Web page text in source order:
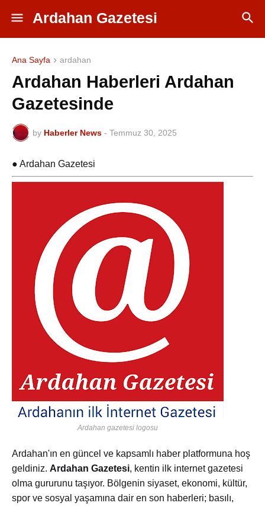
Ardahan Gazetesi
Ana Sayfa ardahan
Ardahan Haberleri Ardahan
Gazetesinde
by Haberler News - Temmuz 30, 2025
● Ardahan Gazetesi
Ardahan gazetesi logosu
Ardahan'ın en güncel ve kapsamlı haber platformuna hoş
geldiniz. Ardahan Gazetesi, kentin ilk internet gazetesi
olma gururunu taşıyor. Bölgenin siyaset, ekonomi, kültür,
spor ve sosyal yaşamına dair en son haberleri; basılı,